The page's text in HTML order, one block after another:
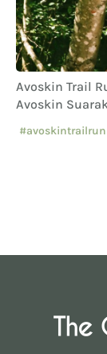
Avoskin Trail
Avoskin
#avoskintrailrun